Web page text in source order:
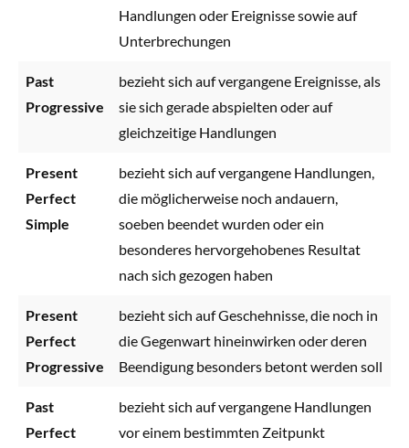
Handlungen oder Ereignisse sowie auf
Unterbrechungen
Past
Progressive
bezieht sich auf vergangene Ereignisse, als
sie sich gerade abspielten oder auf
gleichzeitige Handlungen
Present
Perfect
Simple
bezieht sich auf vergangene Handlungen,
die möglicherweise noch andauern,
soeben beendet wurden oder ein
besonderes hervorgehobenes Resultat
nach sich gezogen haben
Present
Perfect
Progressive
bezieht sich auf Geschehnisse, die noch in
die Gegenwart hineinwirken oder deren
Beendigung besonders betont werden soll
Past
Perfect
bezieht sich auf vergangene Handlungen
vor einem bestimmten Zeitpunkt